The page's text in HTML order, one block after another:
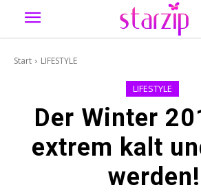
Start LIFESTYLE
LIFESTYLE
Der Winter
extrem kalt
werden!